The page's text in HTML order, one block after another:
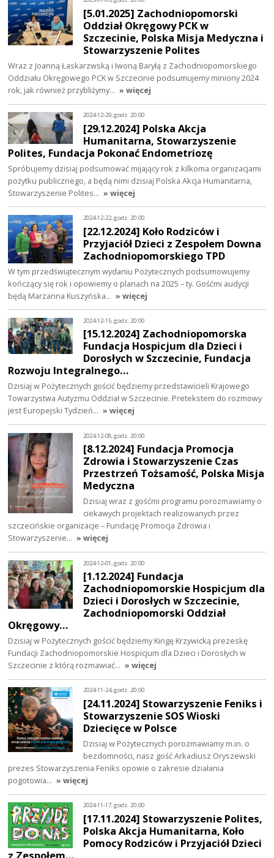
[5.01.2025] Zachodniopomorski
Oddział Okręgowy PCK w
Szczecinie, Polska Misja Medyczna i
Stowarzyszenie Polites
Wraz z Joanną Łaskarzwską i Iwoną Baryłą z Zachodniopomorskiego
Oddziału Okręgowego PCK w Szczecinie podsumujemy miniony 2024
rok, jak również przybliżymy… » więcej
2024-12-29, godz. 20:00
[29.12.2024] Polska Akcja
Humanitarna, Stowarzyszenie
Polites, Fundacja Pokonać Endometriozę
Spróbujemy dzisiaj podsumować mijający rok z kilkoma organizacjami
pożytku publicznego, a będą nimi dzisiaj Polska Akcja Humanitarna,
Stowarzyszenie Polites… » więcej
2024-12-22, godz. 20:00
[22.12.2024] Koło Rodziców i
Przyjaciół Dzieci z Zespołem Downa
Zachodniopomorskiego TPD
W tym przedświątecznym wydaniu Pożytecznych podsumowujemy
kończący się rok i opowiemy o planach na 2025 – ty. Gośćmi audycji
będą Marzanna Kuszyńska… » więcej
2024-12-15, godz. 20:00
[15.12.2024] Zachodniopomorska
Fundacja Hospicjum dla Dzieci i
Dorosłych w Szczecinie, Fundacja
Rozwoju Integralnego…
Dzisiaj w Pożytecznych gościć będziemy przedstawicieli Krajowego
Towarzystwa Autyzmu Oddział w Szczecinie. Pretekstem do rozmowy
jest Europejski Tydzień… » więcej
2024-12-08, godz. 20:00
[8.12.2024] Fundacja Promocja
Zdrowia i Stowarzyszenie Czas
Przestrzeń Tożsamość, Polska Misja
Medyczna
Dzisiaj wraz z gośćmi programu porozmawiamy o
ciekawych projektach realizowanych przez
szczecińskie organizacje – Fundację Promocja Zdrowia i
Stowarzyszenie… » więcej
2024-12-01, godz. 20:00
[1.12.2024] Fundacja
Zachodniopomorskie Hospicjum dla
Dzieci i Dorosłych w Szczecinie,
Zachodniopomorski Oddział
Okręgowy…
Dzisiaj w Pożytecznych gościć będziemy Kingę Krzywicką prezeskę
Fundacji Zachodniopomorskie Hospicjum dla Dzieci i Dorosłych w
Szczecinie z którą rozmawiać… » więcej
2024-11-24, godz. 20:00
[24.11.2024] Stowarzyszenie Feniks i
Stowarzyszenie SOS Wioski
Dziecięce w Polsce
Dzisiaj w Pożytecznych porozmawiamy m.in. o
bezdomności, nasz gość Arkadiusz Oryszewski
prezes Stowarzyszenia Feniks opowie o zakresie działania
pogotowia… » więcej
2024-11-17, godz. 20:00
[17.11.2024] Stowarzyszenie Polites,
Polska Akcja Humanitarna, Koło
Pomocy Rodziców i Przyjaciół Dzieci
z Zespołem…